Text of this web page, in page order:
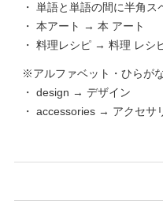
・ 単語と単語の間に半角ス
・ 本アート → 本 アート
・ 料理レシピ → 料理 レシ
※アルファベット・ひらが
・ design → デザイン
・ accessories → アクセサ